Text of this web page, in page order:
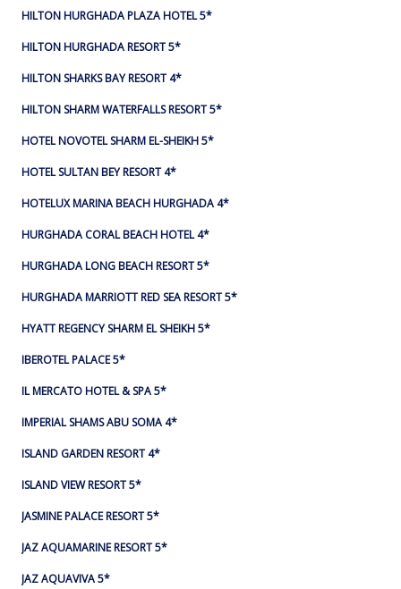
HILTON HURGHADA PLAZA HOTEL 5*
HILTON HURGHADA RESORT 5*
HILTON SHARKS BAY RESORT 4*
HILTON SHARM WATERFALLS RESORT 5*
HOTEL NOVOTEL SHARM EL-SHEIKH 5*
HOTEL SULTAN BEY RESORT 4*
HOTELUX MARINA BEACH HURGHADA 4*
HURGHADA CORAL BEACH HOTEL 4*
HURGHADA LONG BEACH RESORT 5*
HURGHADA MARRIOTT RED SEA RESORT 5*
HYATT REGENCY SHARM EL SHEIKH 5*
IBEROTEL PALACE 5*
IL MERCATO HOTEL & SPA 5*
IMPERIAL SHAMS ABU SOMA 4*
ISLAND GARDEN RESORT 4*
ISLAND VIEW RESORT 5*
JASMINE PALACE RESORT 5*
JAZ AQUAMARINE RESORT 5*
JAZ AQUAVIVA 5*